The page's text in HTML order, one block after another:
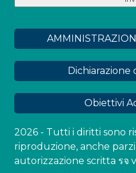
Dichiarazione
Obiettivi
2026 - Tutti i diritti sono
riproduzione, anche
autorizzazione scritta รจ